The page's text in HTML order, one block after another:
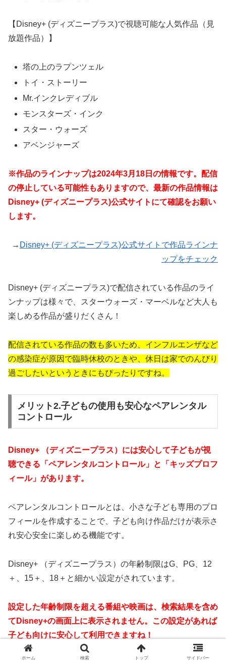
【Disney+ (ディズニープラス)で視聴可能な人気作品（見
放題作品）】
塔の上のラプンツェル
トイ・ストーリー
Mr.インクレディブル
モンスターズ・インク
スター・ウォーズ
アベンジャーズ
※作品のラインナップは2024年3月18日の情報です。配信
の停止している可能性もありますので、最新の作品情報は
Disney+ (ディズニープラス)公式サイト にて確認をお願い
します。
→ Disney+ (ディズニープラス)公式サイトで作品ラインナ
ップをチェック
Disney+ (ディズニープラス)で配信されている作品のライ
ンナップは様々で、スターウォーズ・マーベルなど大人も
楽しめる作品が盛りだくさん！
配信されている作品の数も多いため、インフルエンザなど
の感染症が原因で臨時休校のときや、休日は家でのんびり
過ごしたいというときにもぴったりですね。
メリット2.子どもの使用も安心なペアレンタル
コントロール
Disney+ （ディズニープラス）には安心して子どもが視
聴できる「ペアレンタルコントロール」と「キッズプロフ
ィール」があります。
ペアレンタルコントロールとは、小さな子ども専用のプロ
フィールを作成することで、子ども向け作品だけが表示さ
れ安心安全に楽しめる機能です。
Disney+ （ディズニープラス）の年齢制限はG、PG、12
＋、15＋、18＋と細かい設定がされています。
設定した年齢制限を超える番組や映画は、検索結果を含め
てDisney+の画面上に表示されません。この設定があれば
子ども向けに安心して利用できますね！
ホーム 検索 トップ サイドバー